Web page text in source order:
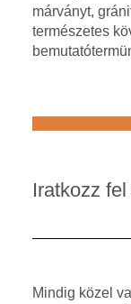
márványt,
természetes
Iratkozz
Mindig közel